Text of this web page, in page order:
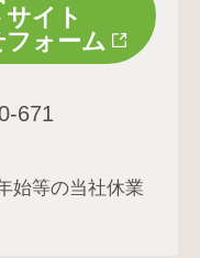
イト
ォーム
671
始等の当社休業